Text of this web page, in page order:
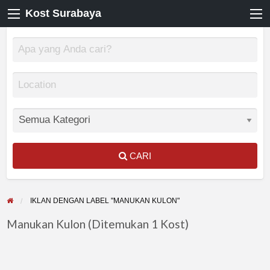
Kost Surabaya
CARI
IKLAN DENGAN LABEL "MANUKAN KULON"
Manukan Kulon (Ditemukan 1 Kost)